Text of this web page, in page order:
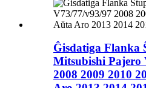
Ĝisdatiga Flanka
Mitsubishi Pajero
2008 2009 2010